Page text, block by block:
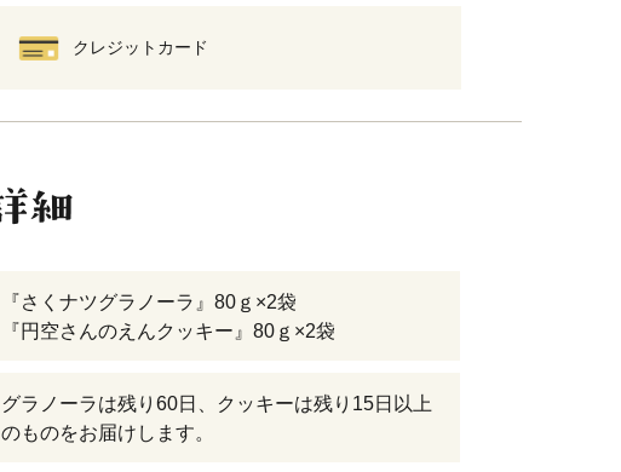
クレジットカード
『さくナツグラノーラ』80ｇ×2袋
『円空さんのえんクッキー』80ｇ×2袋
グラノーラは残り60日、クッキーは残り15日以上
のものをお届けします。